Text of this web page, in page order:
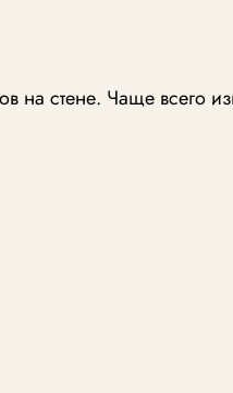
стене. Чаще всего